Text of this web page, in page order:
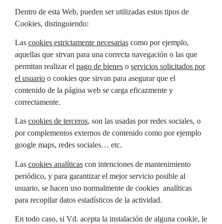
Dentro de esta Web, pueden ser utilizadas estos tipos de
Cookies, distinguiendo:
Las cookies estrictamente necesarias como por ejemplo,
aquellas que sirvan para una correcta navegación o las que
permitan realizar el pago de bienes o servicios solicitados por
el usuario o cookies que sirvan para asegurar que el
contenido de la página web se carga eficazmente y
correctamente.
Las cookies de terceros, son las usadas por redes sociales, o
por complementos externos de contenido como por ejemplo
google maps, redes sociales… etc.
Las cookies analíticas con intenciones de mantenimiento
periódico, y para garantizar el mejor servicio posible al
usuario, se hacen uso normalmente de cookies analíticas
para recopilar datos estadísticos de la actividad.
En todo caso, si Vd. acepta la instalación de alguna cookie, le